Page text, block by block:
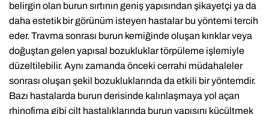
belirgin olan burun sırtının geniş yapısından şikayetçi ya da
daha estetik bir görünüm isteyen hastalar bu yöntemi tercih
eder. Travma sonrası burun kemiğinde oluşan kırıklar veya
doğuştan gelen yapısal bozukluklar törpüleme işlemiyle
düzeltilebilir. Aynı zamanda önceki cerrahi müdahaleler
sonrası oluşan şekil bozukluklarında da etkili bir yöntemdir.
Bazı hastalarda burun derisinde kalınlaşmaya yol açan
rhinofima gibi cilt hastalıklarında burun yapısını küçültmek